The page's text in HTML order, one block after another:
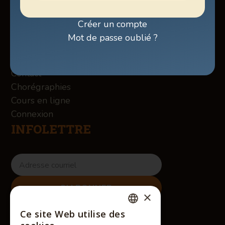
Créer un compte
Mot de passe oublié ?
Programmation
Billetterie
À propos des Winslow
Contact
Chorégraphies
Cours en ligne
Connexion
INFOLETTRE
RÉSEAUX SOCIAUX
×
Ce site Web utilise des